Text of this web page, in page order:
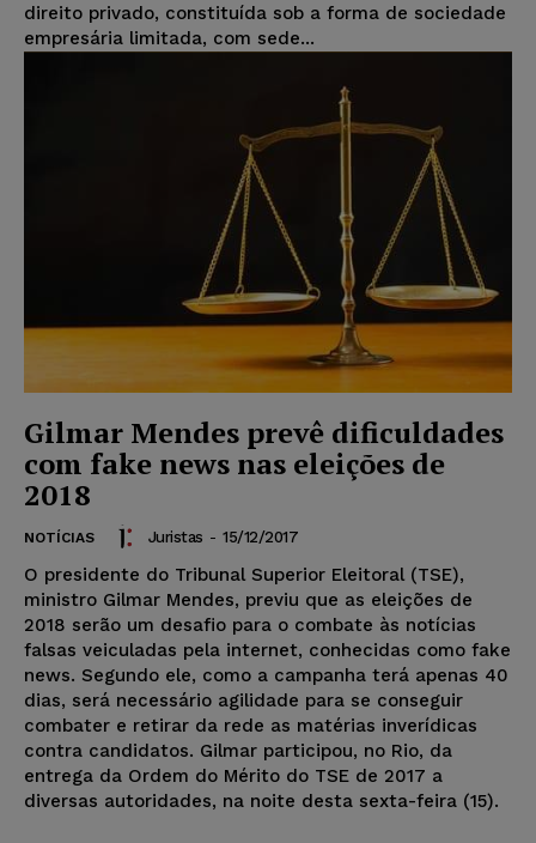
direito privado, constituída sob a forma de sociedade
empresária limitada, com sede...
Gilmar Mendes prevê dificuldades
com fake news nas eleições de
2018
NOTÍCIAS Juristas - 15/12/2017
O presidente do Tribunal Superior Eleitoral (TSE),
ministro Gilmar Mendes, previu que as eleições de
2018 serão um desafio para o combate às notícias
falsas veiculadas pela internet, conhecidas como fake
news. Segundo ele, como a campanha terá apenas 40
dias, será necessário agilidade para se conseguir
combater e retirar da rede as matérias inverídicas
contra candidatos. Gilmar participou, no Rio, da
entrega da Ordem do Mérito do TSE de 2017 a
diversas autoridades, na noite desta sexta-feira (15).